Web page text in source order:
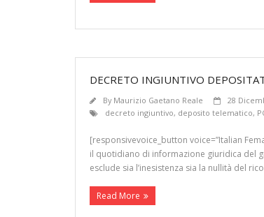
DECRETO INGIUNTIVO
By Maurizio Gaetano Reale 28
decreto ingiuntivo, deposito telematico,
[responsivevoice_button voice=”Italian
il quotidiano di informazione giuridica del
esclude sia l’inesistenza sia la nullità del
Read More